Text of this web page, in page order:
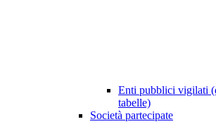
Enti pubblici vigilati
tabelle)
Società partecipate